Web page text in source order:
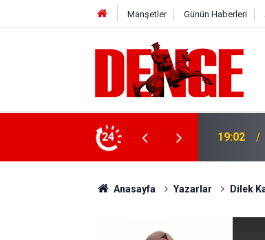
Manşetler Günün Haberleri
24
kadar devam edecek 18:18
Anasayfa Yazarlar Dilek